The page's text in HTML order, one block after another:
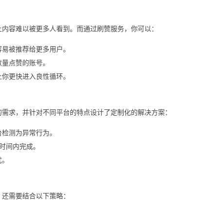
容难以被更多人看到。而通过刷赞服务，你可以：
被推荐给更多用户。
点赞的账号。
更快进入良性循环。
求，并针对不同平台的特点设计了定制化的解决方案：
测为异常行为。
内完成。
需要结合以下策略：